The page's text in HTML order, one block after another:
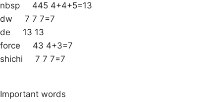
nbsp 445 4+4+5=13
dw 7 7 7=7
de 13 13
force 43 4+3=7
shichi 7 7 7=7
Important words